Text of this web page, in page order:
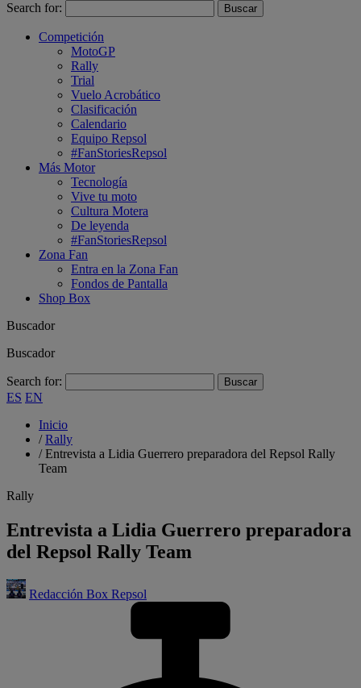
Search for:
Competición
MotoGP
Rally
Trial
Vuelo Acrobático
Clasificación
Calendario
Equipo Repsol
#FanStoriesRepsol
Más Motor
Tecnología
Vive tu moto
Cultura Motera
De leyenda
#FanStoriesRepsol
Zona Fan
Entra en la Zona Fan
Fondos de Pantalla
Shop Box
Buscador
Buscador
Search for:
ES EN
Inicio
/Rally
/Entrevista a Lidia Guerrero preparadora del Repsol Rally
Team
Rally
Entrevista a Lidia Guerrero preparadora
del Repsol Rally Team
Redacción Box Repsol